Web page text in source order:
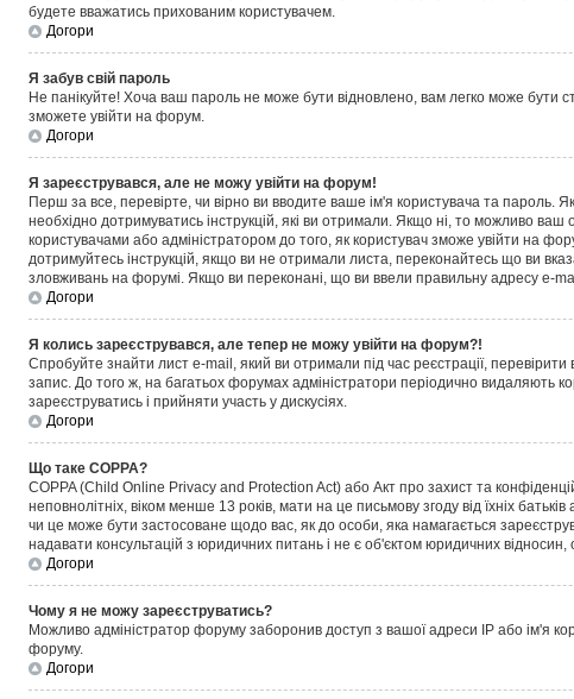
будете вважатись прихованим користувачем.
Догори
Я забув свій пароль
Не панікуйте! Хоча ваш пароль не може бути відновлено, вам легко може бути
зможете увійти на форум.
Догори
Я зареєструвався, але не можу увійти на форум!
Перш за все, перевірте, чи вірно ви вводите ваше ім'я користувача та пароль.
необхідно дотримуватись інструкцій, які ви отримали. Якщо ні, то можливо ваш
користувачами або адміністратором до того, як користувач зможе увійти на
дотримуйтесь інструкцій, якщо ви не отримали листа, переконайтесь що ви
зловживань на форумі. Якщо ви переконані, що ви ввели правильну адресу e-
Догори
Я колись зареєструвався, але тепер не можу увійти на форум?!
Спробуйте знайти лист e-mail, який ви отримали під час реєстрації,
запис. До того ж, на багатьох форумах адміністратори періодично видаляють
зареєструватись і прийняти участь у дискусіях.
Догори
Що таке COPPA?
COPPA (Child Online Privacy and Protection Act) або Акт про захист та
неповнолітніх, віком менше 13 років, мати на це письмову згоду від їхніх
чи це може бути застосоване щодо вас, як до особи, яка намагається
надавати консультацій з юридичних питань і не є об'єктом юридичних відносин,
Догори
Чому я не можу зареєструватись?
Можливо адміністратор форуму заборонив доступ з вашої адреси IP або ім'я
форуму.
Догори